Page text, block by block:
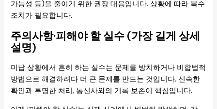
가능성 등)을 줄이기 위한 권장 대응입니다. 상황에 따라 복수
조치가 필요합니다.
주의사항·피해야 할 실수 (가장 길게 상세
설명)
미납 상황에서 흔히 하는 실수는 문제를 방치하거나 비합법적
방법으로 해결하려다 더 큰 문제를 만드는 것입니다. 신속한
확인과 투명한 처리, 통신사와의 기록 보존이 핵심입니다.